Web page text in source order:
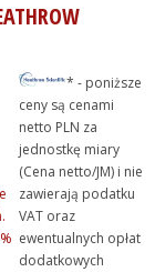
* - poniższe
ceny są cenami
netto PLN za
jednostkę miary
(Cena netto/JM) i nie
zawierają podatku
VAT oraz
ewentualnych opłat
dodatkowych